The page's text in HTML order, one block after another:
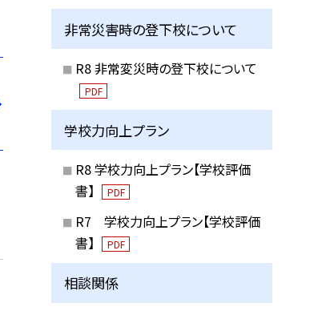
非常災害時の登下校について
R8 非常変災時の登下校について
PDF
学校力向上プラン
R8 学校力向上プラン【学校評価
書】
PDF
R7 学校力向上プラン【学校評価
書】
PDF
相談関係